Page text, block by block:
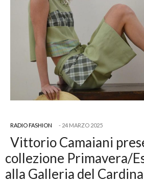
RADIO FASHION 24 MARZO 2025
Vittorio Camaiani
collezione Primavera/
alla Galleria del